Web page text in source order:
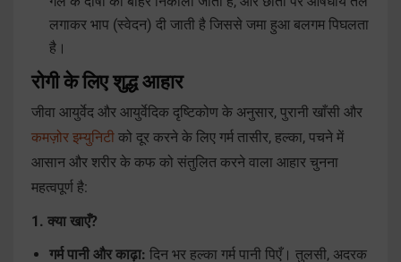
लगाकर भाप (स्वेदन) दी जाती है जिससे जमा हुआ बलगम पिघलता
है।
रोगी के लिए शुद्ध आहार
जीवा आयुर्वेद और आयुर्वेदिक दृष्टिकोण के अनुसार, पुरानी खाँसी और
कमज़ोर इम्युनिटी को दूर करने के लिए गर्म तासीर, हल्का, पचने में
आसान और शरीर के कफ को संतुलित करने वाला आहार चुनना
महत्वपूर्ण है:
1. क्या खाएँ?
गर्म पानी और काढ़ा: दिन भर हल्का गर्म पानी पिएँ। तुलसी, अदरक